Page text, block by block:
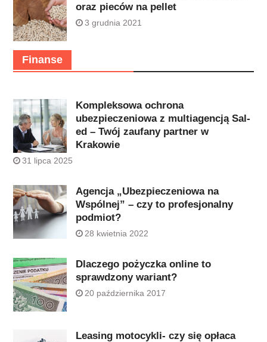
oraz pieców na pellet
3 grudnia 2021
Finanse
Kompleksowa ochrona
ubezpieczeniowa z multiagencją Sal-
ed – Twój zaufany partner w
Krakowie
31 lipca 2025
Agencja „Ubezpieczeniowa na
Wspólnej” – czy to profesjonalny
podmiot?
28 kwietnia 2022
Dlaczego pożyczka online to
sprawdzony wariant?
20 października 2017
Leasing motocykli- czy się opłaca